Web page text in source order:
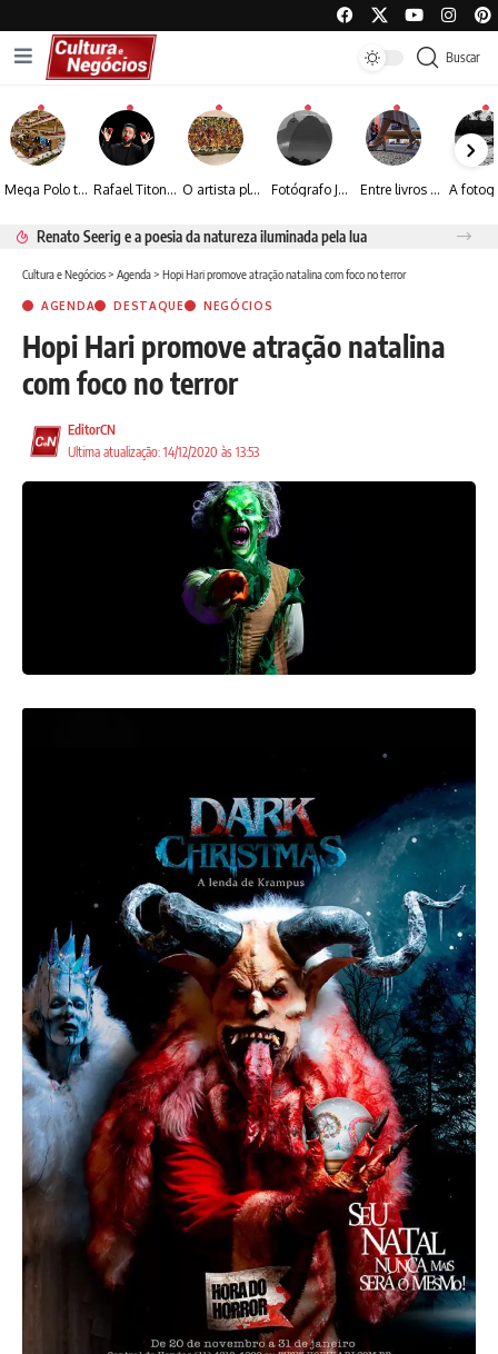
Buscar
Mega Polo transforma lançamento de coleção em plataforma nacional de negócios e projeta crescimento de mais de 15% Rafael Titonelly leva magia e acolhimento a crianças em tratamento oncológico em Juiz de Fora O artista plástico Jorge Luiz transforma sustentabilidade e criatividade em arte contemporânea Fotógrafo José Roberto apresenta um olhar sensível sobre arquitetura, formas e luz na fotografia Entre livros e fotografia autoral, Sebastião Reis consolida uma trajetória marcada pelo olhar artístico
Renato Seerig e a poesia da natureza iluminada pela lua
Cultura e Negócios> Agenda> Hopi Hari promove atração natalina com foco no terror
AGENDA DESTAQUE NEGÓCIOS
Hopi Hari promove atração natalina
com foco no terror
Ultima atualização: 14/12/2020 às 13:53
EditorCN